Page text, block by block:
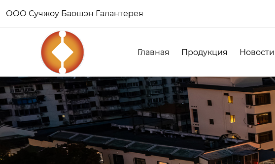
ООО Сучжоу Баошэн Галантерея
Главная Продукция Новости